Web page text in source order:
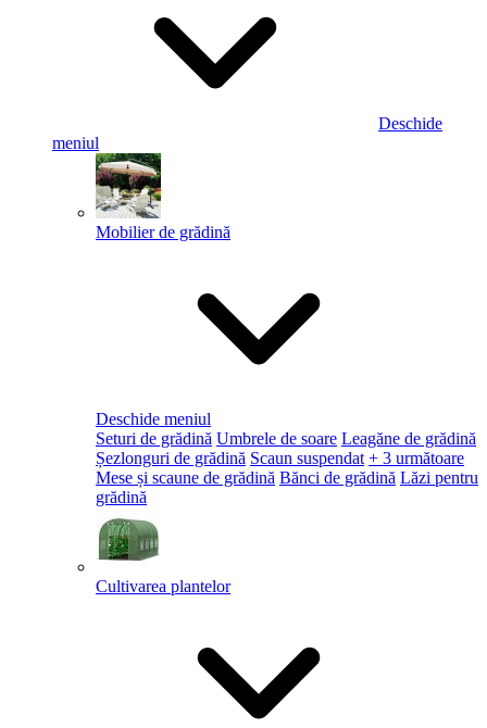
Deschide
meniul
Mobilier de grădină
Deschide meniul
Seturi de grădină Umbrele de soare Leagăne de grădină
Șezlonguri de grădină Scaun suspendat + 3 următoare
Mese și scaune de grădină Bănci de grădină Lăzi pentru
grădină
Cultivarea plantelor